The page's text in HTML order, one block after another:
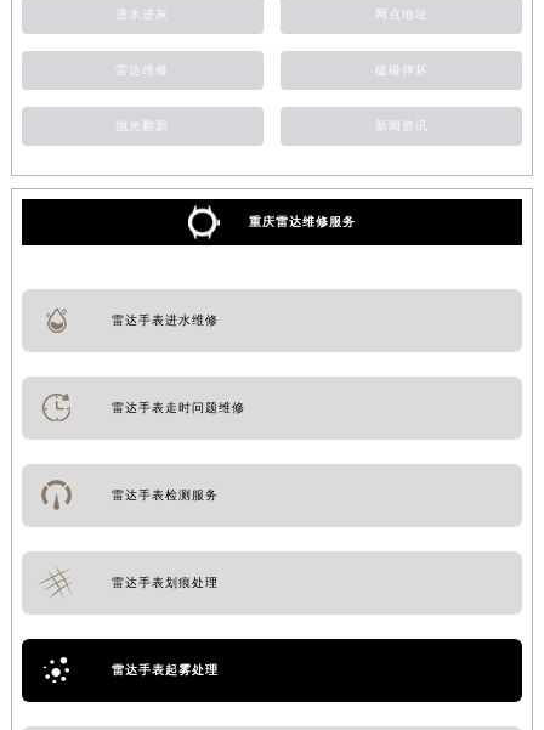
进水进灰 网点地址
雷达维修 磕碰摔坏
抛光翻新 新闻资讯
重庆雷达维修服务
雷达手表进水维修
雷达手表走时问题维修
雷达手表检测服务
雷达手表划痕处理
雷达手表起雾处理